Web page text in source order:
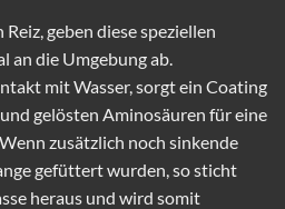
geben diese speziellen
an die Umgebung ab.
mit Wasser, sorgt ein Coating
gelösten Aminosäuren für eine
zusätzlich noch sinkende
gefüttert wurden, so sticht
heraus und wird somit